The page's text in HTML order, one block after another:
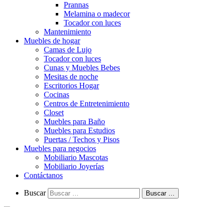
Prannas
Melamina o madecor
Tocador con luces
Mantenimiento
Muebles de hogar
Camas de Lujo
Tocador con luces
Cunas y Muebles Bebes
Mesitas de noche
Escritorios Hogar
Cocinas
Centros de Entretenimiento
Closet
Muebles para Baño
Muebles para Estudios
Puertas / Techos y Pisos
Muebles para negocios
Mobiliario Mascotas
Mobiliario Joyerías
Contáctanos
Buscar Buscar …